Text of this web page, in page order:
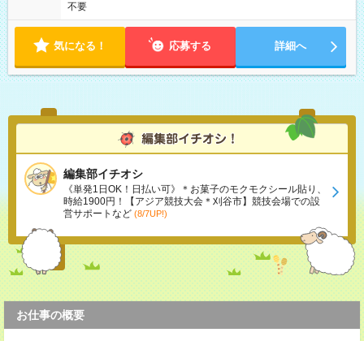
不要
気になる！ 応募する 詳細へ
編集部イチオシ
《単発1日OK！日払い可》＊お菓子のモクモクシール貼り、
時給1900円！【アジア競技大会＊刈谷市】競技会場での設
営サポートなど (8/7UP!)
お仕事の概要